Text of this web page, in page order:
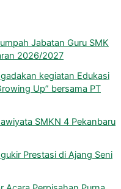
Jabatan Guru SMK
2026/2027
kegiatan Edukasi
Up” bersama PT
SMKN 4 Pekanbaru
Prestasi di Ajang Seni